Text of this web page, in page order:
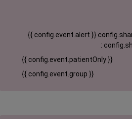
{{ config.event.alert }}
:
{{ config.event.patientOnly }}
{{ config.event.group }}